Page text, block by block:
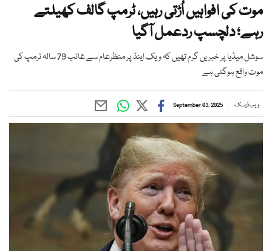
موت کی افواہیں اُڑتی رہیں، ٹرمپ گالف کھیلتے
رہے؛ دلچسپ ردعمل آگیا
سوشل میڈیا پر خبریں گرم تھیں کہ ویک اینڈ پر منظرعام سے غائب 79 سالہ ٹرمپ کی
موت واقع ہوگئی ہے
ویب ڈیسک September 03, 2025